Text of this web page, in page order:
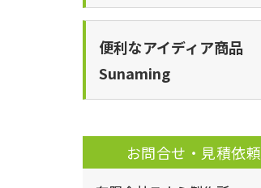
便利なアイディア商品
Sunaming
お問合せ・見積依頼